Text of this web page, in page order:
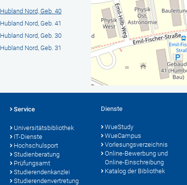
Hubland Nord, Geb. 40
Hubland Nord, Geb. 41
Hubland Nord, Geb. 30
Hubland Nord, Geb. 31
Service
Universitätsbibliothek
IT-Dienste
Hochschulsport
Studienberatung
Prüfungsamt
Studierendenkanzlei
Studierendenvertretung
Dienste
WueStudy
WueCampus
Vorlesungsverzeichnis
Online-Bewerbung und
Online-Einschreibung
Katalog der Bibliothek